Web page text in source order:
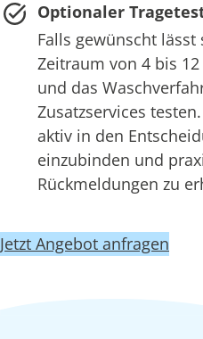
Optionaler
Falls gewünscht
Zeitraum von 4 bis
und das
Zusatzservices
aktiv in den
einzubinden und
Rückmeldungen zu
Jetzt Angebot anfragen